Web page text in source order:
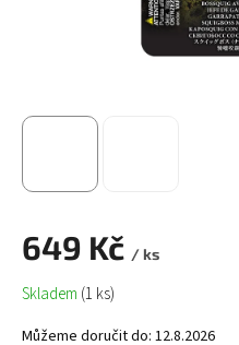
649 Kč / ks
Měrná
cena:
Skladem (1 ks)
Můžeme doručit do: 12.8.2026